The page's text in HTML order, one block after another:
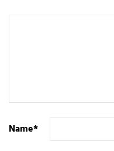
Name*